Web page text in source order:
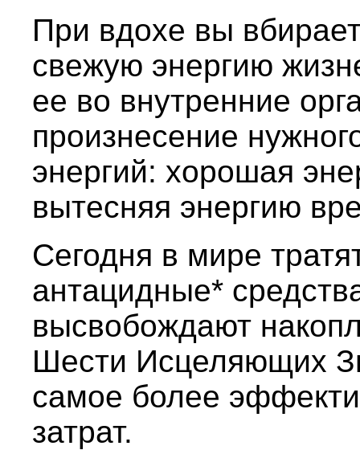
При вдохе вы
свежую энергию
ее во внутренние
произнесение
энергий: хорошая
вытесняя энергию
Сегодня в мире
антацидные*
высвобождают
Шести Исцеляющих
самое более
затрат.